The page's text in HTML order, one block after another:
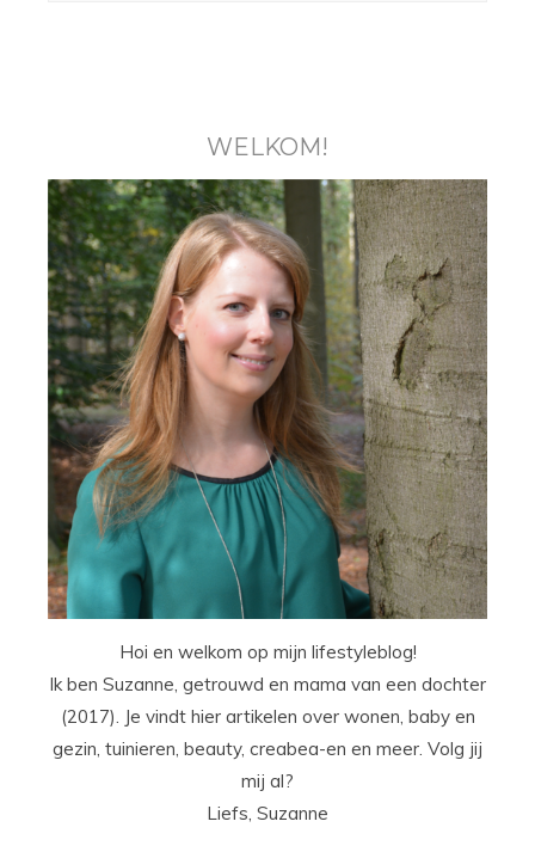
WELKOM!
Hoi en welkom op mijn lifestyleblog!
Ik ben Suzanne, getrouwd en mama van een dochter
(2017). Je vindt hier artikelen over wonen, baby en
gezin, tuinieren, beauty, creabea-en en meer. Volg jij
mij al?
Liefs, Suzanne